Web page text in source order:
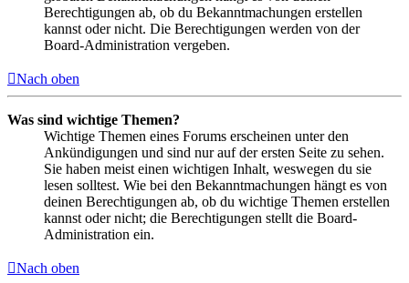
Berechtigungen ab, ob du Bekanntmachungen erstellen
kannst oder nicht. Die Berechtigungen werden von der
Board-Administration vergeben.
Nach oben
Was sind wichtige Themen?
Wichtige Themen eines Forums erscheinen unter den
Ankündigungen und sind nur auf der ersten Seite zu sehen.
Sie haben meist einen wichtigen Inhalt, weswegen du sie
lesen solltest. Wie bei den Bekanntmachungen hängt es von
deinen Berechtigungen ab, ob du wichtige Themen erstellen
kannst oder nicht; die Berechtigungen stellt die Board-
Administration ein.
Nach oben